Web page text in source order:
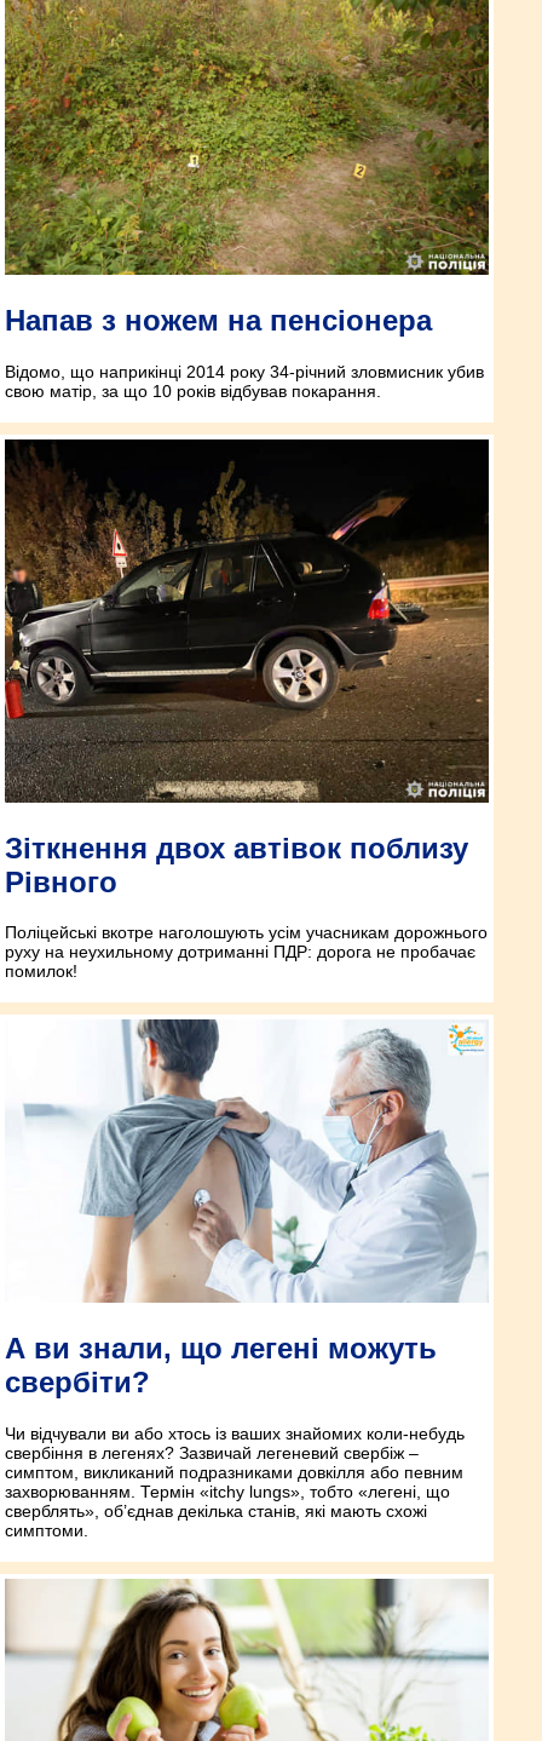
Напав з ножем на пенсіонера
Відомо, що наприкінці 2014 року 34-річний зловмисник убив
свою матір, за що 10 років відбував покарання.
Зіткнення двох автівок поблизу
Рівного
Поліцейські вкотре наголошують усім учасникам дорожнього
руху на неухильному дотриманні ПДР: дорога не пробачає
помилок!
А ви знали, що легені можуть
свербіти?
Чи відчували ви або хтось із ваших знайомих коли-небудь
свербіння в легенях? Зазвичай легеневий свербіж –
симптом, викликаний подразниками довкілля або певним
захворюванням. Термін «itchy lungs», тобто «легені, що
сверблять», об’єднав декілька станів, які мають схожі
симптоми.